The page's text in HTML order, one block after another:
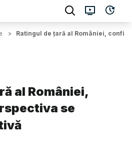
> Ratingul de țară al României,
al României,
se